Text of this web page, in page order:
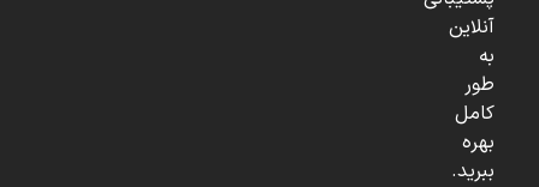
آنلاین
به
طور
کامل
بهره
ببرید.